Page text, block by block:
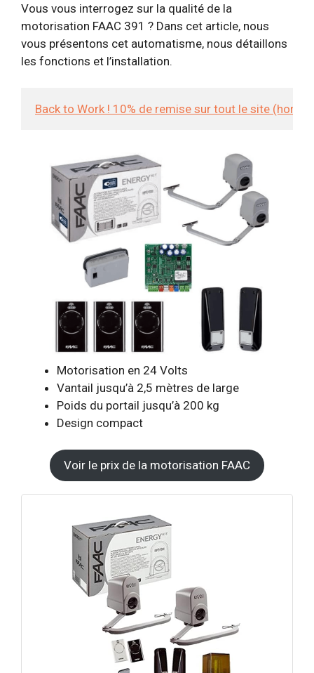
Vous vous interrogez sur la qualité de la
motorisation FAAC 391 ? Dans cet article, nous
vous présentons cet automatisme, nous détaillons
les fonctions et l’installation.
Back to Work ! 10% de remise sur tout le site (hors
Motorisation en 24 Volts
Vantail jusqu’à 2,5 mètres de large
Poids du portail jusqu’à 200 kg
Design compact
Voir le prix de la motorisation FAAC